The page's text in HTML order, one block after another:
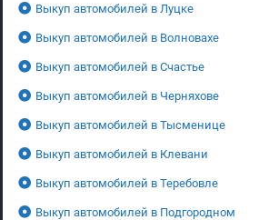
Выкуп автомобилей в Луцке
Выкуп автомобилей в Волновахе
Выкуп автомобилей в Счастье
Выкуп автомобилей в Черняхове
Выкуп автомобилей в Тысменице
Выкуп автомобилей в Клевани
Выкуп автомобилей в Теребовле
Выкуп автомобилей в Подгородном